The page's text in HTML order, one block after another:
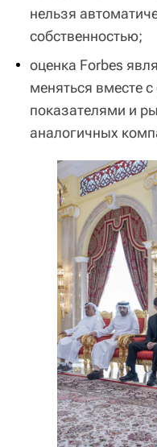
нельзя
собственностью;
оценка Forbes
меняться вместе
показателями и
аналогичных